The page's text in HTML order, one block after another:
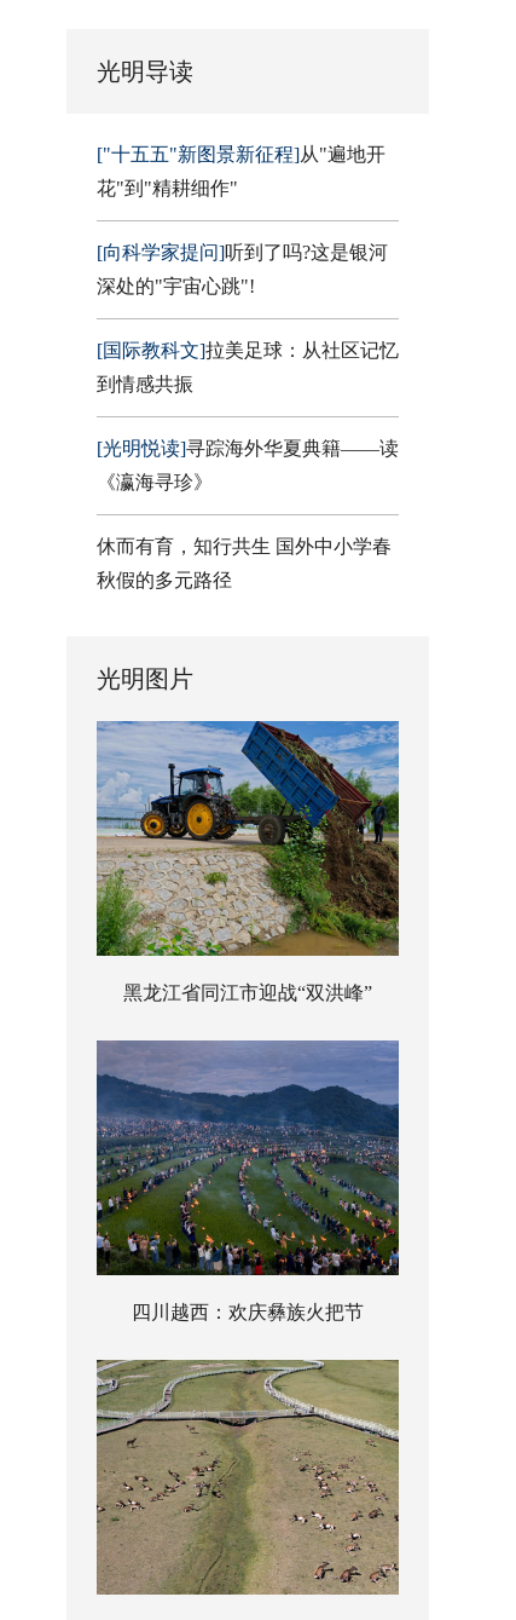
光明导读
["十五五"新图景新征程]从"遍地开
花"到"精耕细作"
[向科学家提问]听到了吗?这是银河
深处的"宇宙心跳"!
[国际教科文]拉美足球：从社区记忆
到情感共振
[光明悦读]寻踪海外华夏典籍——读
《瀛海寻珍》
休而有育，知行共生 国外中小学春
秋假的多元路径
光明图片
黑龙江省同江市迎战“双洪峰”
四川越西：欢庆彝族火把节